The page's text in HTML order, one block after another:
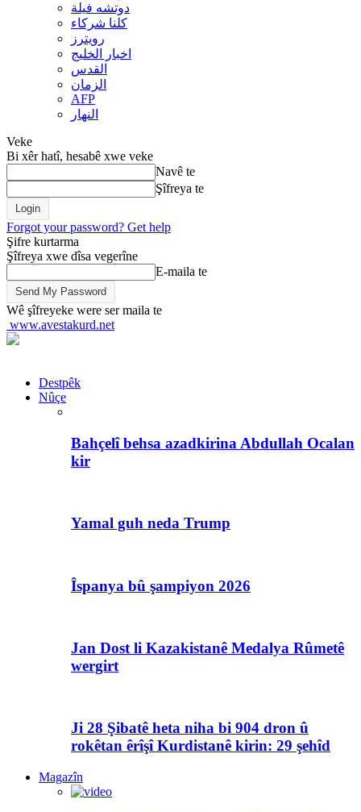
دوتشه فیلة
کلنا شرکاء
رويترز
اخبار الخلیج
القدس
الزمان
AFP
النهار
Veke
Bi xêr hatî, hesabê xwe veke
Navê te
Şîfreya te
Forgot your password? Get help
Şifre kurtarma
Şîfreya xwe dîsa vegerîne
E-maila te
Wê şîfreyeke were ser maila te
www.avestakurd.net
Destpêk
Nûçe
Bahçelî behsa azadkirina Abdullah Ocalan
kir
Yamal guh neda Trump
Îspanya bû şampiyon 2026
Jan Dost li Kazakistanê Medalya Rûmetê
wergirt
Ji 28 Şibatê heta niha bi 904 dron û
rokêtan êrîşî Kurdistanê kirin: 29 şehîd
Magazîn